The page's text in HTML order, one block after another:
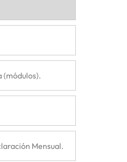
(módulos).
Mensual.